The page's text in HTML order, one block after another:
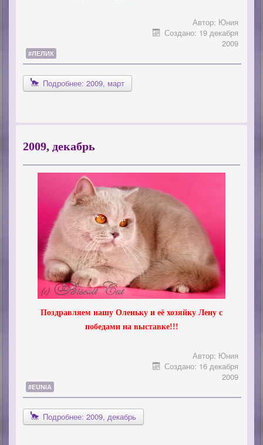
Автор: Юния
Создано: 19 декабря
2009
#ЛЕЛИК
Подробнее: 2009, март
2009, декабрь
Поздравляем нашу Оленьку и её хозяйку Лену с
победами на выставке!!!
Автор: Юния
Создано: 16 декабря
2009
#EUNIA
Подробнее: 2009, декабрь